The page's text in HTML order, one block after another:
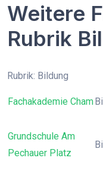
Weitere
Rubrik
Rubrik: Bildung
Fachakademie Cham
Grundschule Am
Pechauer Platz